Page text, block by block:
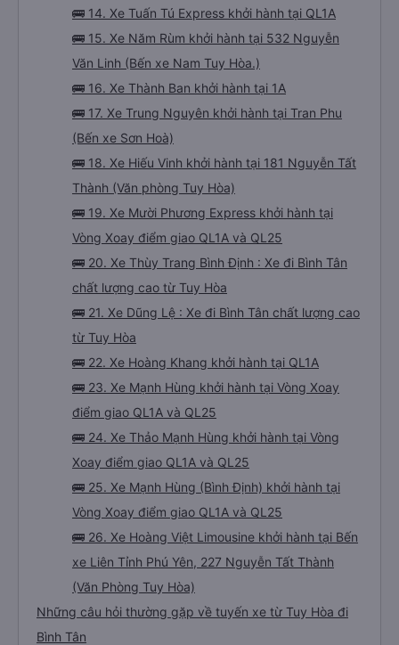
🚌 14. Xe Tuấn Tú Express khởi hành tại QL1A
🚌 15. Xe Năm Rùm khởi hành tại 532 Nguyễn
Văn Linh (Bến xe Nam Tuy Hòa.)
🚌 16. Xe Thành Ban khởi hành tại 1A
🚌 17. Xe Trung Nguyên khởi hành tại Tran Phu
(Bến xe Sơn Hoà)
🚌 18. Xe Hiếu Vinh khởi hành tại 181 Nguyễn Tất
Thành (Văn phòng Tuy Hòa)
🚌 19. Xe Mười Phương Express khởi hành tại
Vòng Xoay điểm giao QL1A và QL25
🚌 20. Xe Thùy Trang Bình Định : Xe đi Bình Tân
chất lượng cao từ Tuy Hòa
🚌 21. Xe Dũng Lệ : Xe đi Bình Tân chất lượng cao
từ Tuy Hòa
🚌 22. Xe Hoàng Khang khởi hành tại QL1A
🚌 23. Xe Mạnh Hùng khởi hành tại Vòng Xoay
điểm giao QL1A và QL25
🚌 24. Xe Thảo Mạnh Hùng khởi hành tại Vòng
Xoay điểm giao QL1A và QL25
🚌 25. Xe Mạnh Hùng (Bình Định) khởi hành tại
Vòng Xoay điểm giao QL1A và QL25
🚌 26. Xe Hoàng Việt Limousine khởi hành tại Bến
xe Liên Tỉnh Phú Yên, 227 Nguyễn Tất Thành
(Văn Phòng Tuy Hòa)
Những câu hỏi thường gặp về tuyến xe từ Tuy Hòa đi
Bình Tân